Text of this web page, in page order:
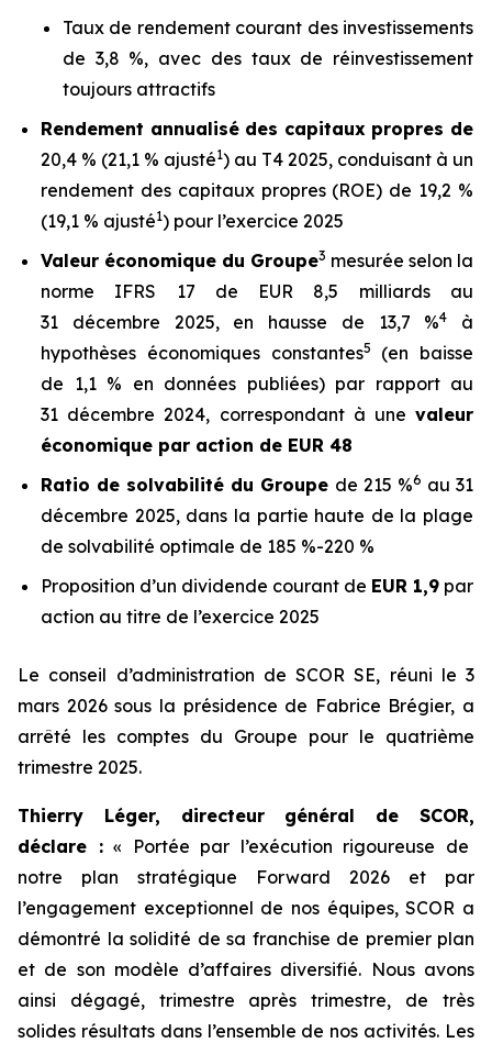
Taux de rendement courant des investissements
de 3,8 %, avec des taux de réinvestissement
toujours attractifs
Rendement annualisé des capitaux propres de
20,4 % (21,1 % ajusté1) au T4 2025, conduisant à un
rendement des capitaux propres (ROE) de 19,2 %
(19,1 % ajusté1) pour l’exercice 2025
Valeur économique du Groupe3 mesurée selon la
norme IFRS 17 de EUR 8,5 milliards au
31 décembre 2025, en hausse de 13,7 %4
à
hypothèses économiques constantes5
(en baisse
de 1,1 % en données publiées) par rapport au
31 décembre 2024, correspondant à une valeur
économique par action de EUR 48
Ratio de solvabilité du Groupe de 215 %6 au 31
décembre 2025, dans la partie haute de la plage
de solvabilité optimale de 185 %-220 %
Proposition d’un dividende courant de EUR 1,9 par
action au titre de l’exercice 2025
Le conseil d’administration de SCOR SE, réuni le 3
mars 2026 sous la présidence de Fabrice Brégier, a
arrêté les comptes du Groupe pour le quatrième
trimestre 2025.
Thierry Léger, directeur général de SCOR,
déclare :« Portée par l’exécution rigoureuse de
notre plan stratégique Forward 2026 et par
l’engagement exceptionnel de nos équipes, SCOR a
démontré la solidité de sa franchise de premier plan
et de son modèle d’affaires diversifié. Nous avons
ainsi dégagé, trimestre après trimestre, de très
solides résultats dans l’ensemble de nos activités. Les